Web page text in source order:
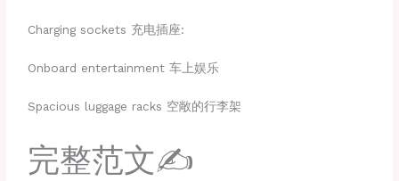
Charging sockets 充电插座:
Onboard entertainment 车上娱乐
Spacious luggage racks 空敞的行李架
完整范文✍️